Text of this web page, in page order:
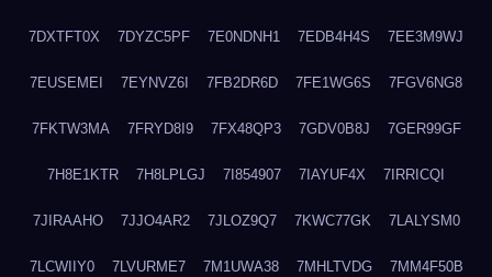
7DXTFT0X 7DYZC5PF 7E0NDNH1 7EDB4H4S 7EE3M9WJ
7EUSEMEI 7EYNVZ6I 7FB2DR6D 7FE1WG6S 7FGV6NG8
7FKTW3MA 7FRYD8I9 7FX48QP3 7GDV0B8J 7GER99GF
7H8E1KTR 7H8LPLGJ 7I854907 7IAYUF4X 7IRRICQI
7JIRAAHO 7JJO4AR2 7JLOZ9Q7 7KWC77GK 7LALYSM0
7LCWIIY0 7LVURME7 7M1UWA38 7MHLTVDG 7MM4F50B